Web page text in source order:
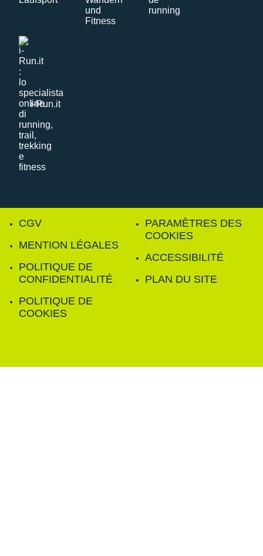
i-Run.it
CGV
MENTION LÉGALES
POLITIQUE DE
CONFIDENTIALITÉ
POLITIQUE DE
COOKIES
PARAMÈTRES DES
COOKIES
ACCESSIBILITÉ
PLAN DU SITE